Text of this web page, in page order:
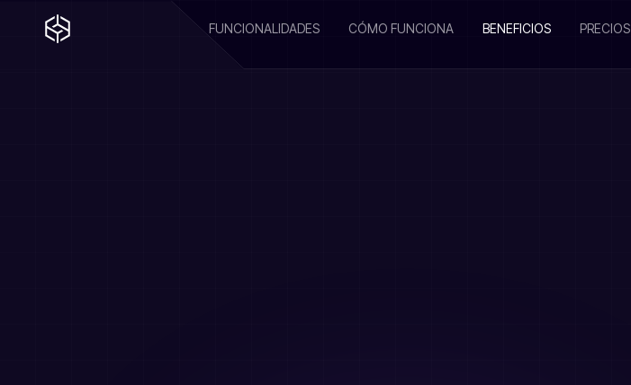
FUNCIONALIDADES CÓMO FUNCIONA BENEFICIOS PRECIOS